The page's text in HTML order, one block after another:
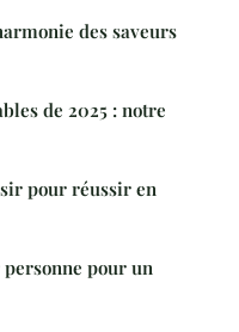
des saveurs
de 2025 : notre
pour réussir en
pour un